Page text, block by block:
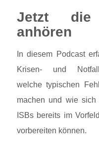
Jetzt die
anhören
In diesem Podcast
Krisen‑ und
welche typischen
machen und wie sich
ISBs bereits im
vorbereiten können.